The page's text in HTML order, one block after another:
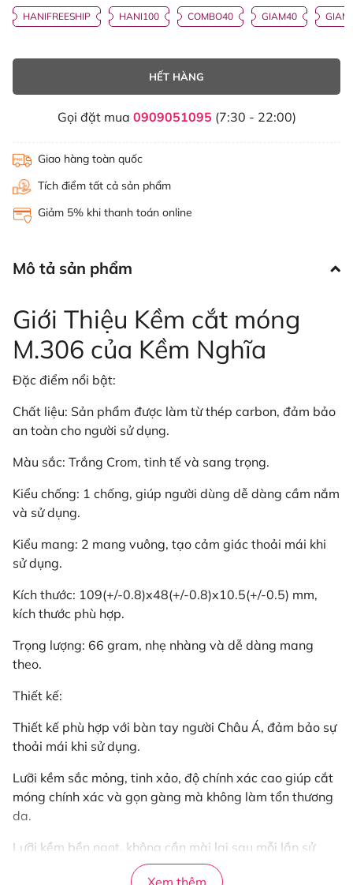
HANIFREESHIP HANI100 COMBO40 GIAM40
HẾT HÀNG
Gọi đặt mua 0909051095 (7:30 - 22:00)
Giao hàng toàn quốc
Tích điểm tất cả sản phẩm
Giảm 5% khi thanh toán online
Mô tả sản phẩm
Giới Thiệu Kềm cắt móng
M.306 của Kềm Nghĩa
Đặc điểm nổi bật:
Chất liệu: Sản phẩm được làm từ thép carbon, đảm bảo
an toàn cho người sử dụng.
Màu sắc: Trắng Crom, tinh tế và sang trọng.
Kiểu chống: 1 chống, giúp người dùng dễ dàng cầm nắm
và sử dụng.
Kiểu mang: 2 mang vuông, tạo cảm giác thoải mái khi
sử dụng.
Kích thước: 109(+/-0.8)x48(+/-0.8)x10.5(+/-0.5) mm,
kích thước phù hợp.
Trọng lượng: 66 gram, nhẹ nhàng và dễ dàng mang
theo.
Thiết kế:
Thiết kế phù hợp với bàn tay người Châu Á, đảm bảo sự
thoải mái khi sử dụng.
Lưỡi kềm sắc mỏng, tinh xảo, độ chính xác cao giúp cắt
móng chính xác và gọn gàng mà không làm tổn thương
da.
Lưỡi kềm bền ngọt, không cần mài lại sau mỗi lần sử
dụng, tiết kiệm thời gian và công sức.